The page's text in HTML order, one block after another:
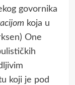
govornika
koja u
One
koji je pod